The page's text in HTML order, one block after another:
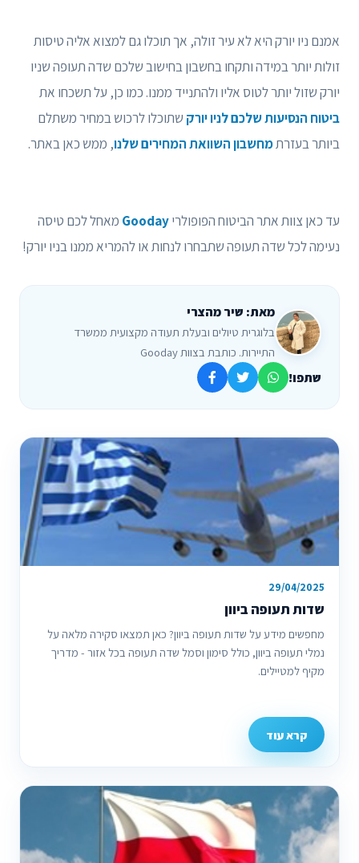
אמנם ניו יורק היא לא עיר זולה, אך תוכלו גם למצוא אליה טיסות
זולות יותר במידה ותקחו בחשבון בחישוב שלכם שדה תעופה שניו
יורק שזול יותר לטוס אליו ולהתנייד ממנו. כמו כן, על תשכחו את
ביטוח הנסיעות שלכם לניו יורק שתוכלו לרכוש במחיר משתלם
ביותר בעזרתמחשבון השוואת המחירים שלנו, ממש כאן באתר.
עד כאן צוות אתר הביטוח הפופולריGooday מאחל לכם טיסה
נעימה לכל שדה תעופה שתבחרו לנחות או להמריא ממנו בניו יורק!
מאת: שיר מהצרי
בלוגרית טיולים ובעלת תעודה מקצועית ממשרד
התיירות. כותבת בצוות Gooday
שתפו!
29/04/2025
שדות תעופה ביוון
מחפשים מידע על שדות תעופה ביוון? כאן תמצאו סקירה מלאה על
נמלי תעופה ביוון, כולל סימון וסמל שדה תעופה בכל אזור - מדריך
מקיף למטיילים.
קרא עוד